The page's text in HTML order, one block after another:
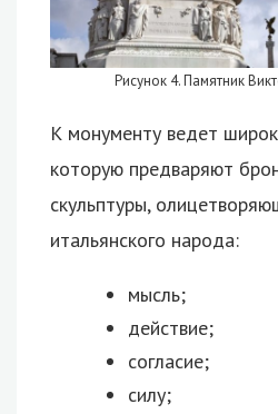
Рисунок 4. Памятник
К монументу ведет
которую предваряют
скульптуры,
итальянского народа:
мысль;
действие;
согласие;
силу;